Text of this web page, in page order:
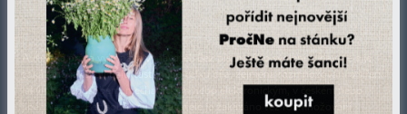
Autorská práva vykonává vydavatel. Bez písemného svolení vydavatele je
zakázáno jakékoli užití částí nebo celku díla, zejména rozmnožování a šíření
jakýmkoli způsobem, mechanickým nebo elektronickým, v českém nebo
jiném jazyce. Bez souhlasu vydavatele je zakázáno též rozmnožování